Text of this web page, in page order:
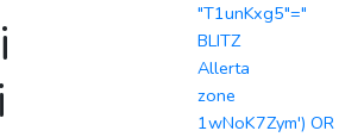
"T1unKxg5"="
BLITZ
Allerta
zone
1wNoK7Zym') OR